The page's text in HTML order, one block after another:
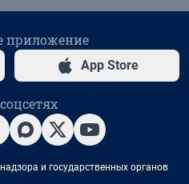
приложение
App Store
и государственных органов